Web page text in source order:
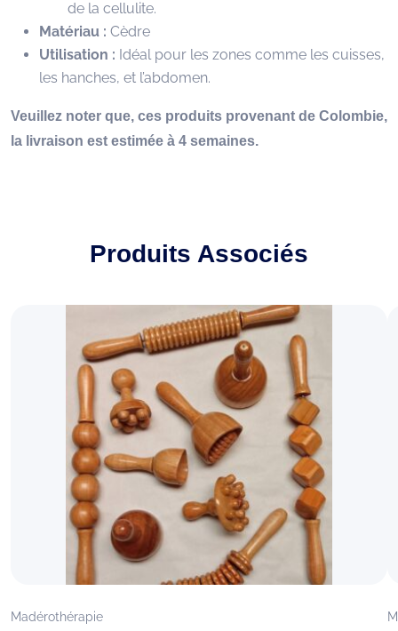
de la cellulite.
Matériau : Cèdre
Utilisation : Idéal pour les zones comme les cuisses,
les hanches, et l’abdomen.
Veuillez noter que, ces produits provenant de Colombie,
la livraison est estimée à 4 semaines.
Produits Associés
Madérothérapie